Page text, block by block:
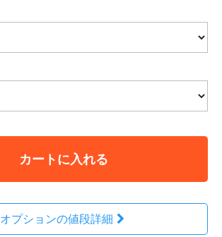
カートに入れる
オプションの値段詳細